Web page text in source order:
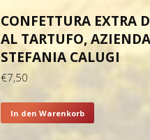
CONFETTURA EXTRA
AL TARTUFO, AZIENDA
STEFANIA CALUGI
€7,50
In den Warenkorb